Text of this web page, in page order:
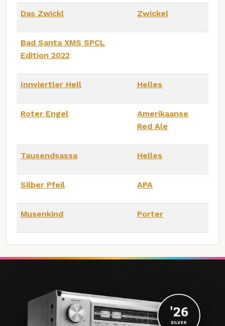
Das Zwickl Zwickel
Bad Santa XMS SPCL
Edition 2022
Innviertler Hell Helles
Roter Engel
Amerikaanse
Red Ale
Tausendsassa Helles
Silber Pfeil APA
Musenkind Porter
'26
SILVER